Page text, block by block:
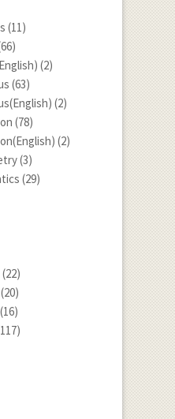
(11)
(2)
(63)
(2)
(78)
(2)
(3)
(29)
(22)
(16)